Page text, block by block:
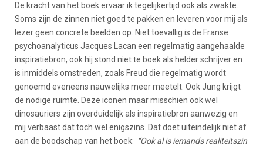
De kracht van het boek ervaar ik tegelijkertijd ook als zwakte.
Soms zijn de zinnen niet goed te pakken en leveren voor mij als
lezer geen concrete beelden op. Niet toevallig is de Franse
psychoanalyticus Jacques Lacan een regelmatig aangehaalde
inspiratiebron, ook hij stond niet te boek als helder schrijver en
is inmiddels omstreden, zoals Freud die regelmatig wordt
genoemd eveneens nauwelijks meer meetelt. Ook Jung krijgt
de nodige ruimte. Deze iconen maar misschien ook wel
dinosauriers zijn overduidelijk als inspiratiebron aanwezig en
mij verbaast dat toch wel enigszins. Dat doet uiteindelijk niet af
aan de boodschap van het boek: “Ook al is iemands realiteitszin